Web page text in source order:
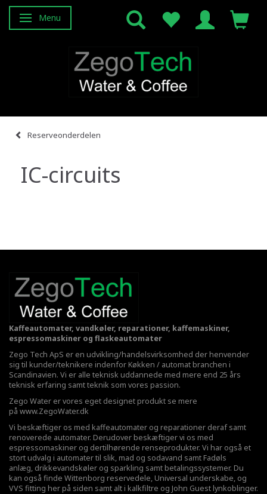
Navigatie in-/uitschakelen
Menu
Reserveonderdelen
IC-circuits
Kaffeautomater, vandkøler, reparationer, kaffemaskiner,
espressomaskiner og flaskeautomater
Zego Tech ApS er en udvikling/handelsvirksomhed der henvender
sig til kunder/teknikere indenfor Køkken / automat branchen i
Scandinavien. Vi er alle teknisk uddannede med mere end 25 års
teknisk erfaring samt teknik som vores passion.
Zego Water er vores eget designet produkt se mere
på www.ZegoWater.dk
Vi beskæftiger os med kaffeautomater og reparationer deraf samt
renoverede automater. Derudover beskæftiger vi os med
espressomaskiner og dertilhørende renseprodukter. Vi har også et
stort udvalg i automater til slik, mad og sodavand samt Fadøls
anlæg, drikkevandskøler og sparkling samt betalingssystemer. Du
kan også finde Wittenborg reservedele, Universal underskabe, og
VVS fitting her på siden samt alt i kalkfiltre og John Guest lynkoblinger.